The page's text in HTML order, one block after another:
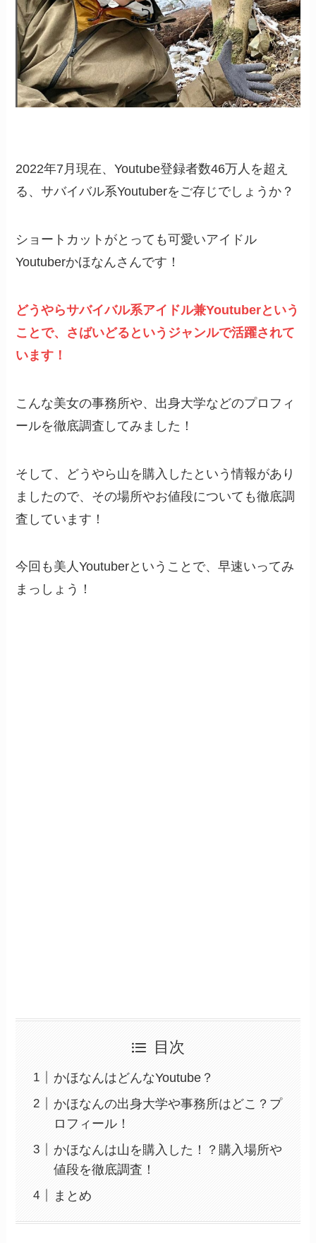
2022年7月現在、Youtube登録者数46万人を超え
る、サバイバル系Youtuberをご存じでしょうか？
ショートカットがとっても可愛いアイドル
Youtuberかほなんさんです！
どうやらサバイバル系アイドル兼Youtuberという
ことで、さばいどるというジャンルで活躍されて
います！
こんな美女の事務所や、出身大学などのプロフィ
ールを徹底調査してみました！
そして、どうやら山を購入したという情報があり
ましたので、その場所やお値段についても徹底調
査しています！
今回も美人Youtuberということで、早速いってみ
まっしょう！
目次
かほなんはどんなYoutube？
かほなんの出身大学や事務所はどこ？プ
ロフィール！
かほなんは山を購入した！？購入場所や
値段を徹底調査！
まとめ